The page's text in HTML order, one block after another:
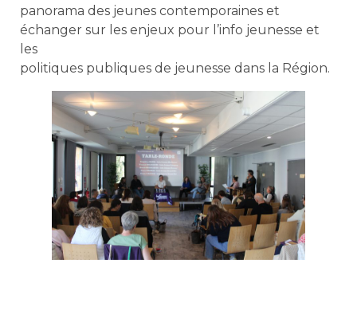
panorama des jeunes contemporaines et
échanger sur les enjeux pour l’info jeunesse et
les
politiques publiques de jeunesse dans la Région.